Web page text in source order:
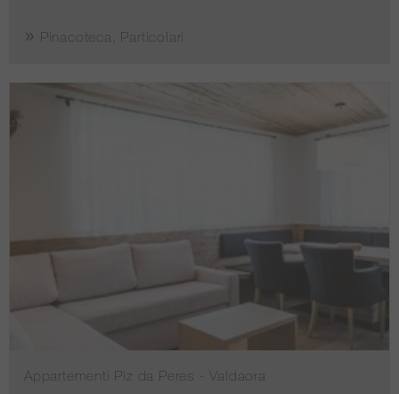
Pinacoteca, Particolari
Appartementi Piz da Peres - Valdaora